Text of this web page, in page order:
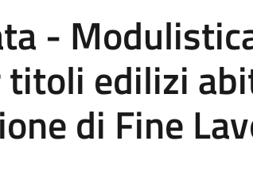
-
edilizi
di Fine